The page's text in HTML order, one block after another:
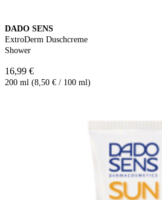
DADO SENS
ExtroDerm Duschcreme
Shower
16,99 €
200 ml (8,50 € / 100 ml)